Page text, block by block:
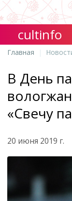
cultinfo
Главная
В День
«Свечу
20 июня 2019 г.